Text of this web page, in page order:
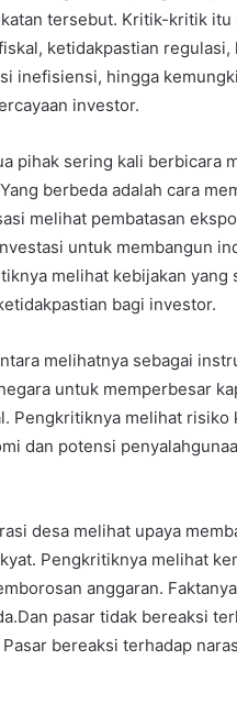
tersebut. Kritik-kritik itu
ketidakpastian regulasi,
inefisiensi, hingga
investor.
pihak sering kali berbicara
berbeda adalah cara
melihat pembatasan
untuk membangun
melihat kebijakan yang
bagi investor.
melihatnya sebagai
untuk memperbesar
Pengkritiknya melihat risiko
dan potensi
desa melihat upaya
Pengkritiknya melihat
anggaran.
pasar tidak bereaksi
bereaksi terhadap